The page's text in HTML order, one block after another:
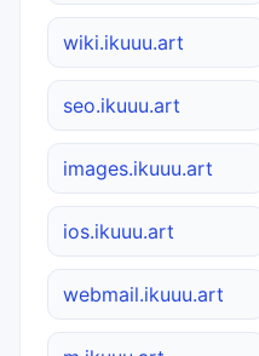
wiki.ikuuu.art
seo.ikuuu.art
images.ikuuu.art
ios.ikuuu.art
webmail.ikuuu.art